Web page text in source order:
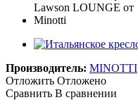
Производитель: MINOTTI
Отложить Отложено
Сравнить В сравнении